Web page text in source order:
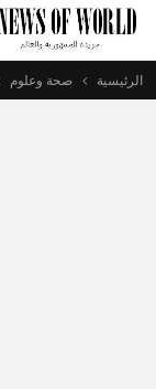
الرئيسية صحة وعلوم